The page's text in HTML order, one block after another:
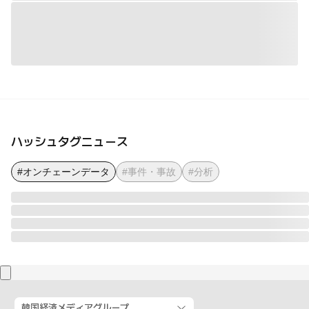
ハッシュタグニュース
#オンチェーンデータ #事件・事故 #分析